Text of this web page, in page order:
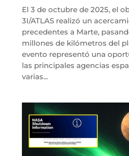
El 3 de octubre de 2025, el
3I/ATLAS realizó un
precedentes a Marte,
millones de kilómetros del
evento representó una
las principales agencias
varias...